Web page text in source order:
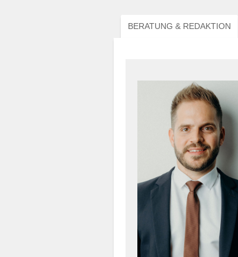
BERATUNG & REDAKTION